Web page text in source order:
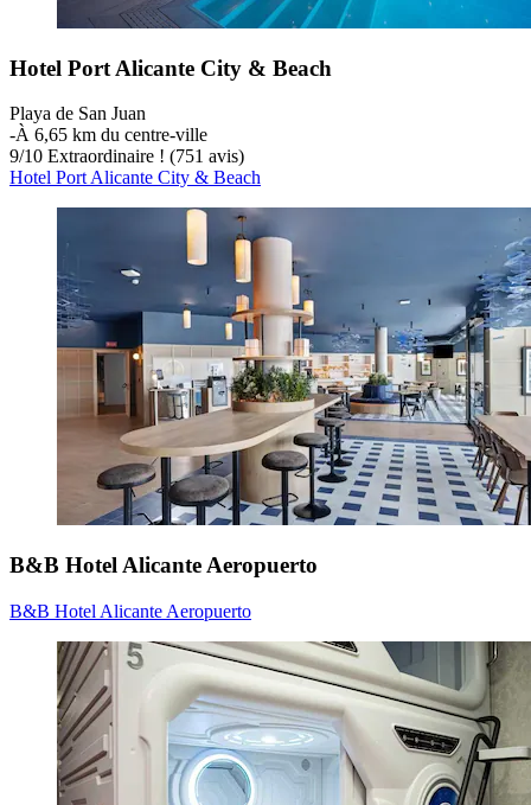
Hotel Port Alicante City & Beach
Playa de San Juan
‐À 6,65 km du centre-ville
9/10 Extraordinaire ! (751 avis)
Hotel Port Alicante City & Beach
B&B Hotel Alicante Aeropuerto
B&B Hotel Alicante Aeropuerto